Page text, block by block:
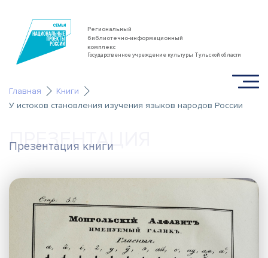
Региональный
библиотечно-информационный
комплекс
Государственное учреждение культуры Тульской области
Главная
Книги
У истоков становления изучения языков народов России
Презентация книги
ПРЕЗЕНТАЦИЯ